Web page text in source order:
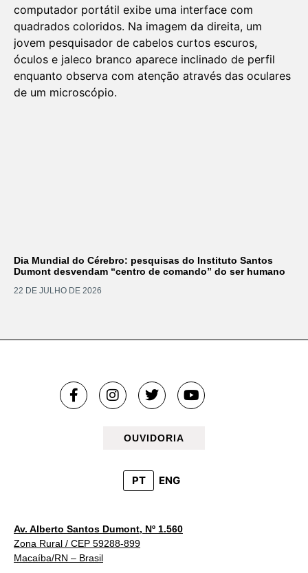
Dia Mundial do Cérebro: pesquisas do Instituto Santos
Dumont desvendam “centro de comando” do ser humano
22 DE JULHO DE 2026
OUVIDORIA
PT ENG
Av. Alberto Santos Dumont, Nº 1.560
Zona Rural / CEP 59288-899
Macaíba/RN – Brasil